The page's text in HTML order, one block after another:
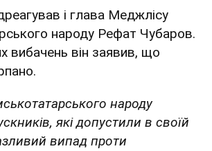
і глава Меджлісу
народу Рефат Чубаров.
вибачень він заявив, що
народу
які допустили в своїй
випад проти